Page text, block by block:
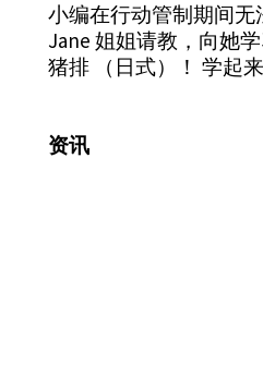
小编在行动管制期间无
Jane 姐姐请教，向她
猪排 （日式）！ 学起来
资讯